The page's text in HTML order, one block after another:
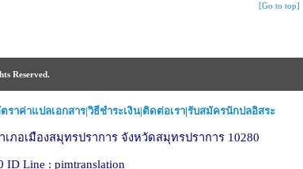
[Go to top]
Reserved.
ราค่าแปลเอกสาร|วิธีชำระเงิน|ติดต่อเรา|รับสมัครนักปลอิสระ
อเมืองสมุทรปราการ จังหวัดสมุทรปราการ 10280
ID Line : pimtranslation